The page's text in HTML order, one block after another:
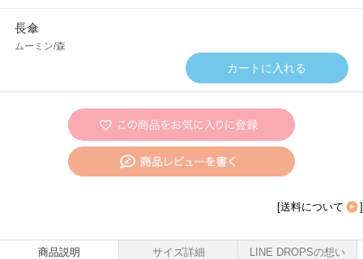
長傘
ムーミン/森
[送料について ]
商品説明 サイズ詳細 LINE DROPSの想い